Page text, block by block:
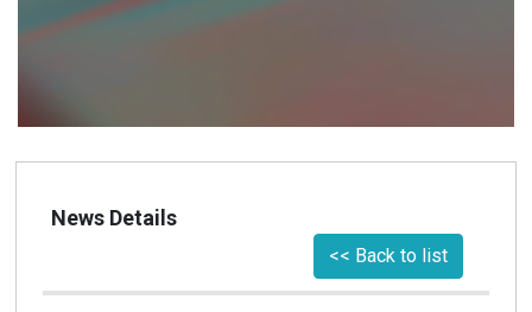
News Details
<< Back to list